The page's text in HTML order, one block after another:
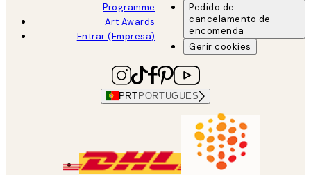
Programme
Art Awards
Entrar (Empresa)
Pedido de
cancelamento de
encomenda
Gerir cookies
PRT PORTUGUES